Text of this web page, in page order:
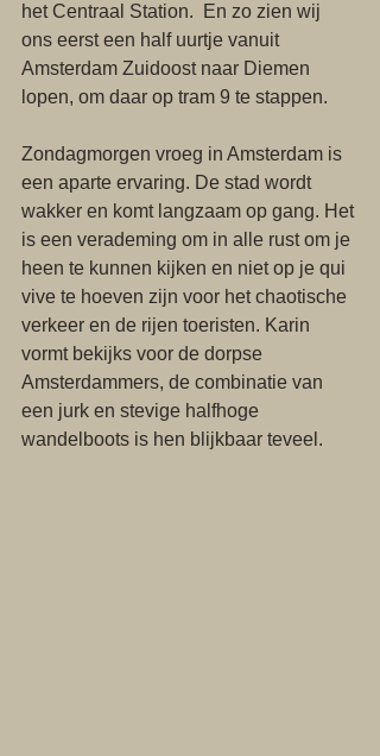
het Centraal Station.  En zo zien wij
ons eerst een half uurtje vanuit
Amsterdam Zuidoost naar Diemen
lopen, om daar op tram 9 te stappen.
Zondagmorgen vroeg in Amsterdam is
een aparte ervaring. De stad wordt
wakker en komt langzaam op gang. Het
is een verademing om in alle rust om je
heen te kunnen kijken en niet op je qui
vive te hoeven zijn voor het chaotische
verkeer en de rijen toeristen. Karin
vormt bekijks voor de dorpse
Amsterdammers, de combinatie van
een jurk en stevige halfhoge
wandelboots is hen blijkbaar teveel.